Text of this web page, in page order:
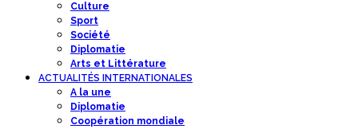
Culture
Sport
Société
Diplomatie
Arts et Littérature
ACTUALITÉS INTERNATIONALES
A la une
Diplomatie
Coopération mondiale